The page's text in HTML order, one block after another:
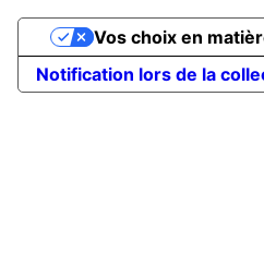
Notification lors de la
Vos choix en